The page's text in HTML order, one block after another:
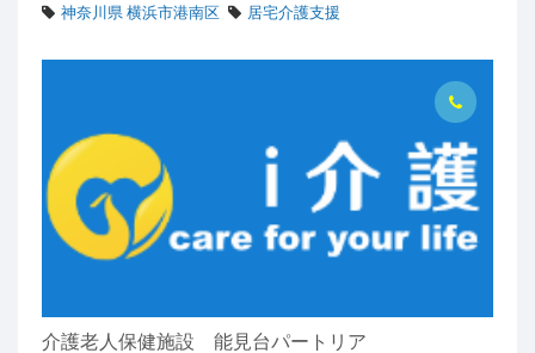
神奈川県 横浜市港南区
居宅介護支援
介護老人保健施設 能見台パートリア